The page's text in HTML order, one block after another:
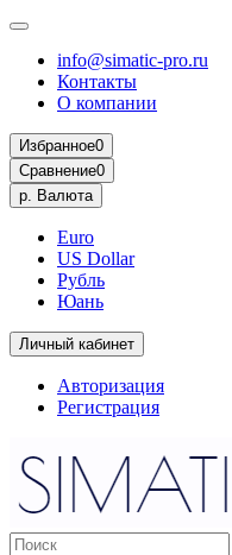
info@simatic-pro.ru
Контакты
О компании
Избранное0
Сравнение0
р. Валюта
Euro
US Dollar
Рубль
Юань
Личный кабинет
Авторизация
Регистрация